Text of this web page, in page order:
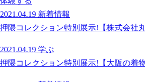
2021.04.19 新着情報
押隈コレクション特別展示!【株式会社
2021.04.19 学ぶ
押隈コレクション特別展示!【大阪の着